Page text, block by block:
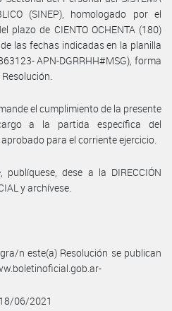
(SINEP), homologado por el
plazo de CIENTO OCHENTA (180)
las fechas indicadas en la planilla
APN-DGRRHH#MSG), forma
el cumplimiento de la presente
a la partida específica del
para el corriente ejercicio.
publíquese, dese a la DIRECCIÓN
y archívese.
n este(a) Resolución se publican
06/2021